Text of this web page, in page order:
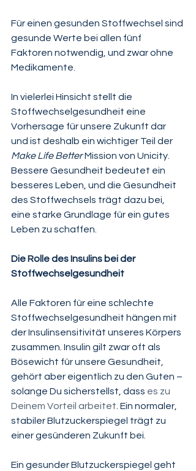
Für einen gesunden Stoffwechsel sind
gesunde Werte bei allen fünf
Faktoren notwendig, und zwar ohne
Medikamente.
In vielerlei Hinsicht stellt die
Stoffwechselgesundheit eine
Vorhersage für unsere Zukunft dar
und ist deshalb ein wichtiger Teil der
Make Life Better Mission von Unicity.
Bessere Gesundheit bedeutet ein
besseres Leben, und die Gesundheit
des Stoffwechsels trägt dazu bei,
eine starke Grundlage für ein gutes
Leben zu schaffen.
Die Rolle des Insulins bei der
Stoffwechselgesundheit
Alle Faktoren für eine schlechte
Stoffwechselgesundheit hängen mit
der Insulinsensitivität unseres Körpers
zusammen. Insulin gilt zwar oft als
Bösewicht für unsere Gesundheit,
gehört aber eigentlich zu den Guten –
solange Du sicherstellst, dass es zu
Deinem Vorteil arbeitet. Ein normaler,
stabiler Blutzuckerspiegel trägt zu
einer gesünderen Zukunft bei.
Ein gesunder Blutzuckerspiegel geht